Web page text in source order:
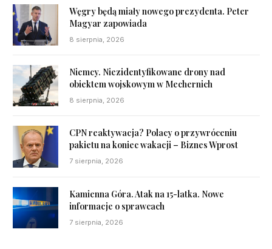
Węgry będą miały nowego prezydenta. Peter
Magyar zapowiada
8 sierpnia, 2026
Niemcy. Niezidentyfikowane drony nad
obiektem wojskowym w Mechernich
8 sierpnia, 2026
CPN reaktywacja? Polacy o przywróceniu
pakietu na koniec wakacji – Biznes Wprost
7 sierpnia, 2026
Kamienna Góra. Atak na 15-latka. Nowe
informacje o sprawcach
7 sierpnia, 2026